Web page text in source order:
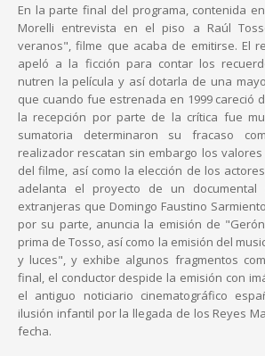
En la parte final del programa, contenida
Morelli entrevista en el piso a Raúl
veranos", filme que acaba de emitirse. El
apeló a la ficción para contar los
nutren la película y así dotarla de una
que cuando fue estrenada en 1999 careció
la recepción por parte de la crítica fue
sumatoria determinaron su fracaso
realizador rescatan sin embargo los
del filme, así como la elección de los
adelanta el proyecto de un documental
extranjeras que Domingo Faustino
por su parte, anuncia la emisión de
prima de Tosso, así como la emisión del
y luces", y exhibe algunos fragmentos
final, el conductor despide la emisión con
el antiguo noticiario cinematográfico
ilusión infantil por la llegada de los Reyes
fecha.